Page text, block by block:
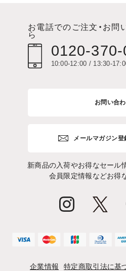
お電話でのご注文・お問
ら
0120-370-
10:00-12:00 / 13:30-
お問い合
メールマガジン
新商品の入荷やお得なセール
会員限定情報などお得
企業情報 特定商取引法に基